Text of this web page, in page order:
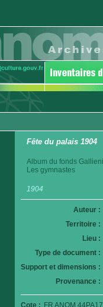
Fête du palais 1904
Album du fonds
Les gymnastes
1904
Auteur :
Territoire :
Lieu :
Type de document :
Support et dimensions :
Provenance :
Cote : FR ANOM